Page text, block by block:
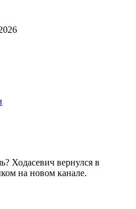
Ходасевич вернулся в
на новом канале.